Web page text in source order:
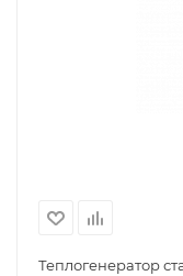
Теплогенератор